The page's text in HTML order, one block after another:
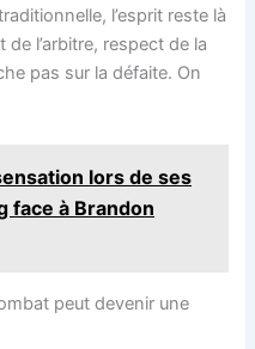
l’esprit reste là
de l’arbitre, respect de la
pas sur la défaite. On
lors de ses
face à Brandon
peut devenir une